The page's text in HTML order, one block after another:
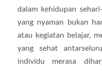
dalam kehidupan
yang nyaman bukan
atau kegiatan belajar,
yang sehat
individu merasa